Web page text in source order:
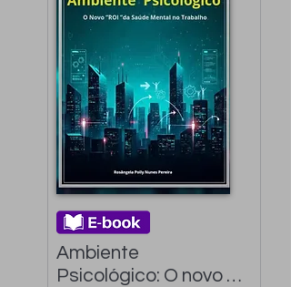
Ambiente
Psicológico: O novo